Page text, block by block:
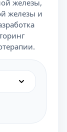
железы,
железы и